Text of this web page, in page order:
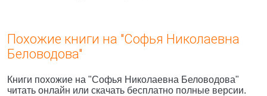
Похожие книги на "Софья Николаевна
Беловодова"
Книги похожие на "Софья Николаевна Беловодова"
читать онлайн или скачать бесплатно полные версии.